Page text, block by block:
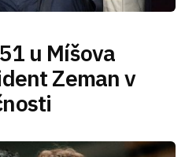
u Míšova
Zeman v